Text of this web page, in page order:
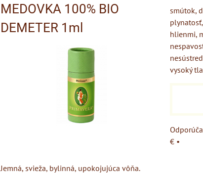
MEDOVKA 100% BIO
DEMETER 1ml
smútok,
hlienmi,
vysoký
€ •
Jemná, svieža, bylinná, upokojujúca vôňa.